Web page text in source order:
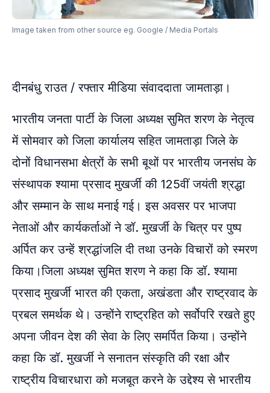
Image taken from other source eg. Google / Media Portals
दीनबंधु राउत / रफ्तार मीडिया संवाददाता जामताड़ा।
भारतीय जनता पार्टी के जिला अध्यक्ष सुमित शरण के नेतृत्व
में सोमवार को जिला कार्यालय सहित जामताड़ा जिले के
दोनों विधानसभा क्षेत्रों के सभी बूथों पर भारतीय जनसंघ के
संस्थापक श्यामा प्रसाद मुखर्जी की 125वीं जयंती श्रद्धा
और सम्मान के साथ मनाई गई। इस अवसर पर भाजपा
नेताओं और कार्यकर्ताओं ने डॉ. मुखर्जी के चित्र पर पुष्प
अर्पित कर उन्हें श्रद्धांजलि दी तथा उनके विचारों को स्मरण
किया।जिला अध्यक्ष सुमित शरण ने कहा कि डॉ. श्यामा
प्रसाद मुखर्जी भारत की एकता, अखंडता और राष्ट्रवाद के
प्रबल समर्थक थे। उन्होंने राष्ट्रहित को सर्वोपरि रखते हुए
अपना जीवन देश की सेवा के लिए समर्पित किया। उन्होंने
कहा कि डॉ. मुखर्जी ने सनातन संस्कृति की रक्षा और
राष्ट्रीय विचारधारा को मजबूत करने के उद्देश्य से भारतीय